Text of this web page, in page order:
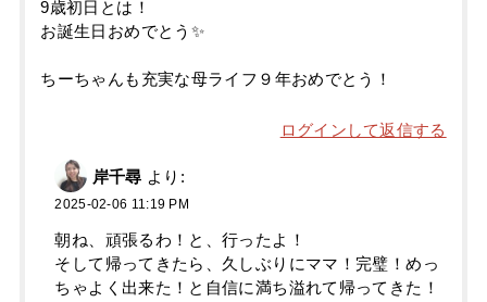
9歳初日とは！
お誕生日おめでとう✨
ちーちゃんも充実な母ライフ９年おめでとう！
ログインして返信する
岸千尋 より:
2025-02-06 11:19 PM
朝ね、頑張るわ！と、行ったよ！
そして帰ってきたら、久しぶりにママ！完璧！めっ
ちゃよく出来た！と自信に満ち溢れて帰ってきた！